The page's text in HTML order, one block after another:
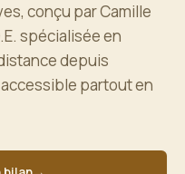
conçu par Camille
spécialisée en
depuis
partout en